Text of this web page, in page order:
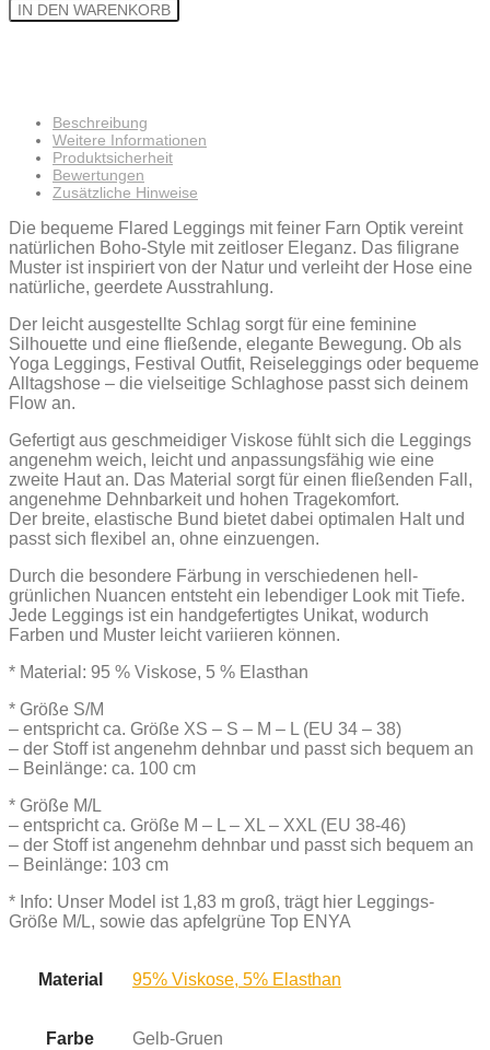
IN DEN WARENKORB
Beschreibung
Weitere Informationen
Produktsicherheit
Bewertungen
Zusätzliche Hinweise
Die bequeme Flared Leggings mit feiner Farn Optik vereint
natürlichen Boho-Style mit zeitloser Eleganz. Das filigrane
Muster ist inspiriert von der Natur und verleiht der Hose eine
natürliche, geerdete Ausstrahlung.
Der leicht ausgestellte Schlag sorgt für eine feminine
Silhouette und eine fließende, elegante Bewegung. Ob als
Yoga Leggings, Festival Outfit, Reiseleggings oder bequeme
Alltagshose – die vielseitige Schlaghose passt sich deinem
Flow an.
Gefertigt aus geschmeidiger Viskose fühlt sich die Leggings
angenehm weich, leicht und anpassungsfähig wie eine
zweite Haut an. Das Material sorgt für einen fließenden Fall,
angenehme Dehnbarkeit und hohen Tragekomfort.
Der breite, elastische Bund bietet dabei optimalen Halt und
passt sich flexibel an, ohne einzuengen.
Durch die besondere Färbung in verschiedenen hell-
grünlichen Nuancen entsteht ein lebendiger Look mit Tiefe.
Jede Leggings ist ein handgefertigtes Unikat, wodurch
Farben und Muster leicht variieren können.
* Material: 95 % Viskose, 5 % Elasthan
* Größe S/M
– entspricht ca. Größe XS – S – M – L (EU 34 – 38)
– der Stoff ist angenehm dehnbar und passt sich bequem an
– Beinlänge: ca. 100 cm
* Größe M/L
– entspricht ca. Größe M – L – XL – XXL (EU 38-46)
– der Stoff ist angenehm dehnbar und passt sich bequem an
– Beinlänge: 103 cm
* Info: Unser Model ist 1,83 m groß, trägt hier Leggings-
Größe M/L, sowie das apfelgrüne Top ENYA
Material 95% Viskose, 5% Elasthan
Farbe Gelb-Gruen